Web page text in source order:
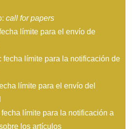
call for papers
límite para el envío de
fecha límite para la notificación de
límite para el envío del
límite para la notificación a
los artículos